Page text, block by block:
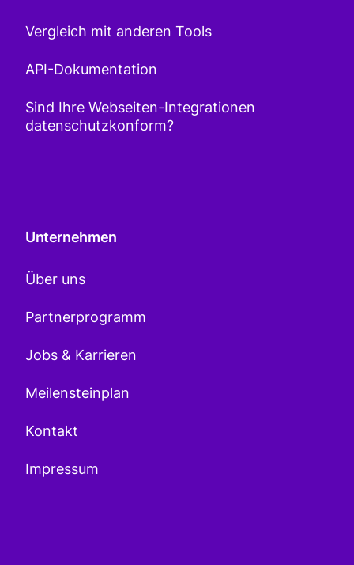
Vergleich mit anderen Tools
API-Dokumentation
Sind Ihre Webseiten-Integrationen
datenschutzkonform?
Unternehmen
Über uns
Partnerprogramm
Jobs & Karrieren
Meilensteinplan
Kontakt
Impressum